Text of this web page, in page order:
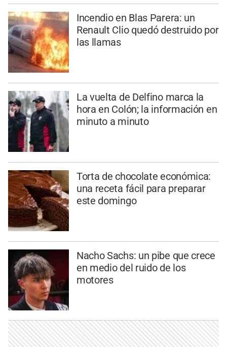
Incendio en Blas Parera: un
Renault Clio quedó destruido por
las llamas
La vuelta de Delfino marca la
hora en Colón; la información en
minuto a minuto
Torta de chocolate económica:
una receta fácil para preparar
este domingo
Nacho Sachs: un pibe que crece
en medio del ruido de los
motores